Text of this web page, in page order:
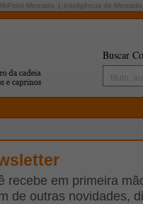
Mercado Inteligência de Mercado
Buscar
recebe em primeira
de outras novidades,